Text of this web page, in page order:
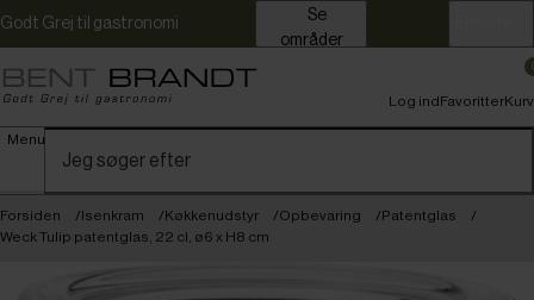
Godt Grej til gastronomi
områder
Menu
Log indFavoritterKurv
Forsiden Isenkram Køkkenudstyr Opbevaring
Patentglas
Weck Tulip patentglas, 22 cl, ø6 x H8 cm